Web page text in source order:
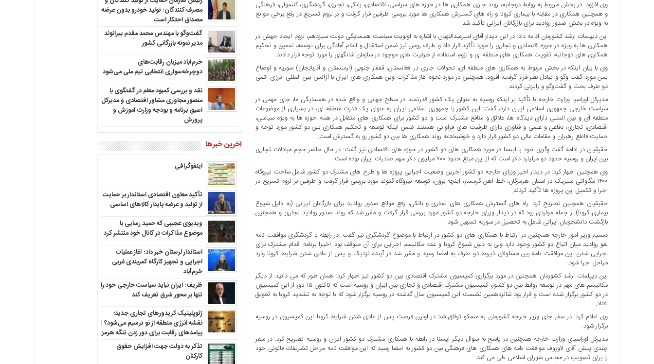
وی افزود: در بخش مربوط به روابط دوجانبه، روند جاری همکاری ها در حوزه های سیاسی، اقتصادی، بانکی، تجاری، گردشگری، کنسولی، فرهنگی
و همچنین همکاری در مقابله با بیماری کرونا و راه های گسترش همکاری ها مورد بررسی طرفین قرار گرفت و بر لزوم تسریع در رفع برخی موانع
به ویژه در بخش صدور روادید برای بازرگانان ایرانی تأکید شد.
این دیپلمات ارشد کشورمان ادامه داد: در این دیدار آقای امیرعبداللهیان با اشاره به اولویت سیاست همسایگی دولت سیزدهم، لزوم ایجاد جهش در
همکاری ها به ویژه در حوزه اقتصادی و تجاری را مورد تأکید قرار داد و طرف روس نیز ضمن استقبال و اعلام آمادگی برای توسعه، تعمیق و تحکیم
همکاری های دوجانبه، تقویت همکاری های منطقه ای و لزوم استفاده از ظرفیت های موجود در سازمان شانگهای را مورد توجه قرار دادند.
وی با بیان اینکه در بخش مربوط به همکاری های منطقه ای، تحولات جاری در افغانستان، قفقاز جنوبی (ارمنستان و آذربایجان) سوریه و اوضاع
یمن مورد گفت وگو و تبادل نظر قرار گرفت، افزود: همچنین در مورد نحوه آغاز مذاکرات وین همکاری های ایران با آژانس بین المللی انرژی اتمی
دو طرف بحث و گفت‌وگو و رایزنی کردند.
مدیرکل اوراسیا وزارت خارجه با تأکید بر اینکه روسیه به عنوان یک کشور قدرتمند در سطح جهانی و واقع شده در همسایگی ما، جای مهمی در
سیاست خارجی جمهوری اسلامی ایران دارد، گفت: این کشور با جمهوری اسلامی ایران به عنوان یک قدرت منطقه ای، در بسیاری از موضوعات
منطقه ای و بین المللی دارای دیدگاه ها، علائق و منافع مشترک است و دو کشور برای همکاری های متقابل در همه حوزه ها به ویژه سیاسی،
اقتصادی، تجاری، دفاعی و علمی و فناوری دارای ظرفیت های فراوانی هستند ضمن اینکه توسعه و تحکیم همکاری بین دو کشور مورد توجه و
حمایت قاطع رهبران و مقامات عالی دو کشور قرار دارد و خوشبختانه روند همکاری ها بین دو کشور رو به گسترش است.
حقیقیان در ادامه گفت وگوی خود با ایسنا در مورد همکاری های دو کشور در حوزه های اقتصادی نیز گفت: در حال حاضر حجم مبادلات تجاری
بین ایران و روسیه حدود دو میلیارد دلار است که از این مبلغ حدود ۷۰۰ میلیون دلار سهم صادرات ایران بوده است.
وی همچنین اظهار کرد: در دیدار اخیر وزرای خارجه دو کشور آخرین وضعیت اجرایی پروژه ها و طرح های مشترک دو کشور شامل ساخت نیروگاه
۱۴۰۰ مگاواتی سیریک در استان هرمزگان، خط آهن گرمسار، اینچه برون، توسعه نیروگاه گتوند مورد بررسی قرار گرفت و طرفین بر لزوم تسریع در
اجرا و تکمیل این پروژه ها تأکید کردند.
حقیقیان همچنین تصریح کرد: راه های گسترش همکاری های تجاری و بانکی، رفع موانع صدور روادید برای بازرگانان ایرانی (به دلیل شیوع
بیماری کرونا) از جمله مواردی بود که در دیدار وزرای خارجه دو کشور مورد بررسی قرار گرفت و مقرر شد که روند صدور روادید تجاری و همچنین
بازگشت دانشجویان ایرانی شاغل به تحصیل در سوریه تسهیل شود.
دستیار وزیر امور خارجه همچنین در ارتباط با همکاری های دو کشور در ارتباط با موضوع گردشگری نیز گفت: در رابطه با گردشگری موافقت نامه
لغو روادید میان اتباع دو کشور وجود دارد ولی به دلیل شیوع کرونا و عدم مکانیسم اجرایی برای آن متوقف بود. اخیرا برنامه اقدام مشترک برای
اجرایی شدن این موافقت نامه بین مسئولان ذیربط دو طرف به امضا رسید و مقرر شد در آینده نزدیک و پس از عادی شدن شرایط کرونا وارد
مراحل اجرا شود.
این دیپلمات ارشد کشورمان همچنین در مورد برگزاری کمیسیون مشترک اقتصادی بین دو کشور نیز اظهار کرد: همان طور که می دانید از دیگر
مکانیسم های مهم در توسعه روابط بین دو کشور، کمیسیون مشترک اقتصادی و تجاری بین ایران و روسیه است که تاکنون ۱۵ دور از این کمیسیون
در دو کشور برگزار شده است و قرار بود شانزدهمین نشست این کمیسیون سال گذشته در روسیه برگزار شود که با توجه به تشدید کرونا به تعویق
افتاد.
وی اعلام کرد: در سفر جای وزیر خارجه کشورمان به مسکو توافق شد در اولین فرصت پس از عادی شدن شرایط کرونا این کمیسیون در روسیه
برگزار شود.
مدیرکل اوراسیای وزارت خارجه همچنین در پاسخ به سوال دیگر ایسنا در رابطه با همکاری مشترک دو کشور ایران و روسیه تصریح کرد: در سفر
چندی پیش آقای لاوروف موافقت نامه های همکاری های فرهنگی بین دو کشور به امضا رسید که این موافقت نامه مراحل تشریفات قانونی خود
را برای تصویب در مجلس شورای اسلامی طی می کند.
مصرف کنندگان: تولید خودرو بدون عرضه
مصداق احتکار است
گفت‌وگو با مهندس محمد مقدم بیرانوند
مدیر نمونه بازرگانی کشور
خرم‌آباد میزبان رقابت‌های
دوچرخه‌سواری انتخابی تیم ملی می‌شود
نقد و بررسی کمبود معلم در گفتگوی با
منصور مجاوری مشاور اقتصادی و مدیرکل
اسبق برنامه و بودجه وزارت آموزش و
پرورش
آخرین خبرها
اینفوگرافی
تأکید معاون اقتصادی استاندار بر حمایت
از تولید و عرضه پایدار کالاهای اساسی
ویدیوی عجیبی که حمید رسایی با
موضوع مذاکرات در کانال خود منتشر کرد
استاندار لرستان خبر داد: آغاز عملیات
اجرایی و تجهیز کارگاه کمربندی غربی
خرم‌آباد
ظریف: ایران نباید سیاست خارجی خود را
تنها بر محور شرق تعریف کند
ژئوپلیتیک کریدورهای تجاری جدید؛
نقشه انرژی منطقه‌ از نو ترسیم می‌شود؟ |
پیامدهای رقابت برای دور زدن تنگه هرمز
تذکر به دولت جهت افزایش حقوق
کارکنان ‌